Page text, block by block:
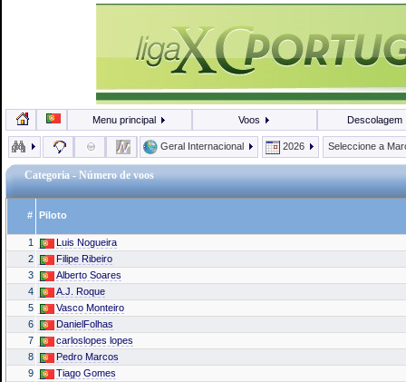
Menu principal Voos Descolagem
Geral Internacional 2026 Seleccione a
Categoria - Número de voos
# Piloto
1
Luis Nogueira
2
Filipe Ribeiro
3
Alberto Soares
4
A.J. Roque
5
Vasco Monteiro
6
DanielFolhas
7
carloslopes lopes
8
Pedro Marcos
9
Tiago Gomes